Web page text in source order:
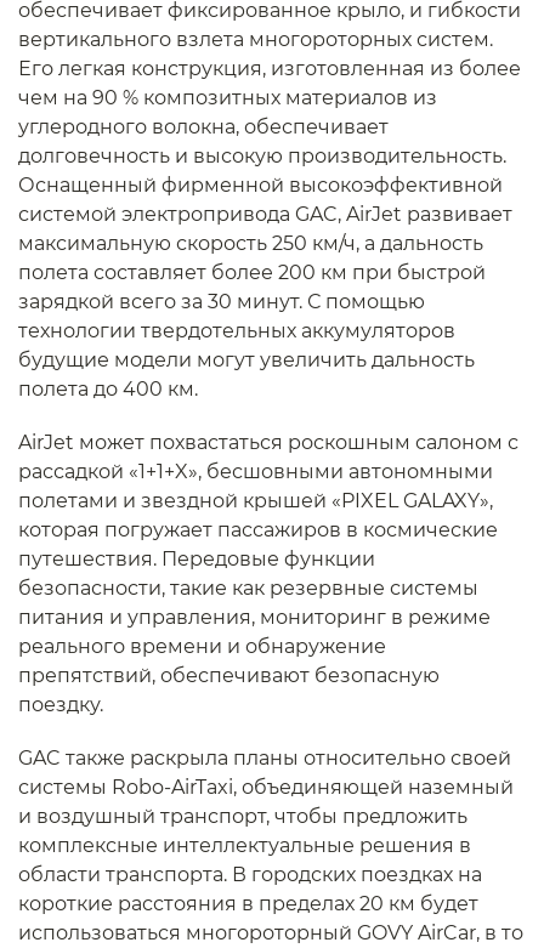
обеспечивает фиксированное крыло, и гибкости
вертикального взлета многороторных систем.
Его легкая конструкция, изготовленная из более
чем на 90 % композитных материалов из
углеродного волокна, обеспечивает
долговечность и высокую производительность.
Оснащенный фирменной высокоэффективной
системой электропривода GAC, AirJet развивает
максимальную скорость 250 км/ч, а дальность
полета составляет более 200 км при быстрой
зарядкой всего за 30 минут. С помощью
технологии твердотельных аккумуляторов
будущие модели могут увеличить дальность
полета до 400 км.
AirJet может похвастаться роскошным салоном с
рассадкой «1+1+X», бесшовными автономными
полетами и звездной крышей «PIXEL GALAXY»,
которая погружает пассажиров в космические
путешествия. Передовые функции
безопасности, такие как резервные системы
питания и управления, мониторинг в режиме
реального времени и обнаружение
препятствий, обеспечивают безопасную
поездку.
GAC также раскрыла планы относительно своей
системы Robo-AirTaxi, объединяющей наземный
и воздушный транспорт, чтобы предложить
комплексные интеллектуальные решения в
области транспорта. В городских поездках на
короткие расстояния в пределах 20 км будет
использоваться многороторный GOVY AirCar, в то